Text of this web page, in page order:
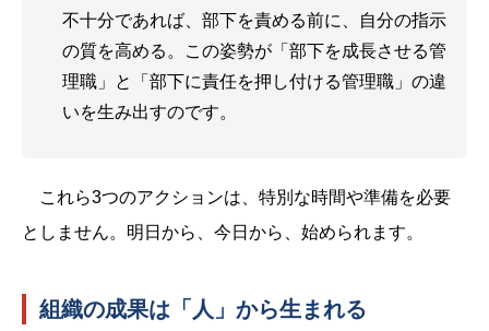
不十分であれば、部下を責める前に、自分の指示
の質を高める。この姿勢が「部下を成長させる管
理職」と「部下に責任を押し付ける管理職」の違
いを生み出すのです。
これら3つのアクションは、特別な時間や準備を必要
としません。明日から、今日から、始められます。
組織の成果は「人」から生まれる